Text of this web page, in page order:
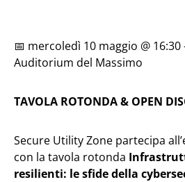
📅 mercoledì 10 maggio @
Auditorium del Massimo
TAVOLA ROTONDA & OPEN
Secure Utility Zone partecipa
con la tavola rotonda
resilienti: le sfide della